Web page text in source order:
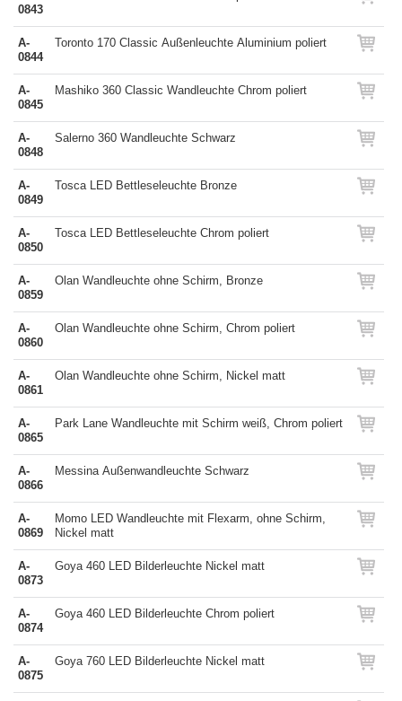
0843
A-
0844
Toronto 170 Classic Außenleuchte Aluminium poliert
A-
0845
Mashiko 360 Classic Wandleuchte Chrom poliert
A-
0848
Salerno 360 Wandleuchte Schwarz
A-
0849
Tosca LED Bettleseleuchte Bronze
A-
0850
Tosca LED Bettleseleuchte Chrom poliert
A-
0859
Olan Wandleuchte ohne Schirm, Bronze
A-
0860
Olan Wandleuchte ohne Schirm, Chrom poliert
A-
0861
Olan Wandleuchte ohne Schirm, Nickel matt
A-
0865
Park Lane Wandleuchte mit Schirm weiß, Chrom poliert
A-
0866
Messina Außenwandleuchte Schwarz
A-
0869
Momo LED Wandleuchte mit Flexarm, ohne Schirm,
Nickel matt
A-
0873
Goya 460 LED Bilderleuchte Nickel matt
A-
0874
Goya 460 LED Bilderleuchte Chrom poliert
A-
0875
Goya 760 LED Bilderleuchte Nickel matt